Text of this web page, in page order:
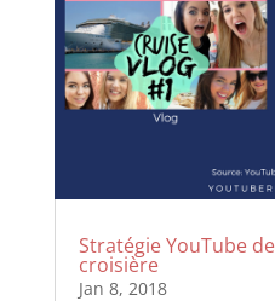
Stratégie YouTube
croisière
Jan 8, 2018